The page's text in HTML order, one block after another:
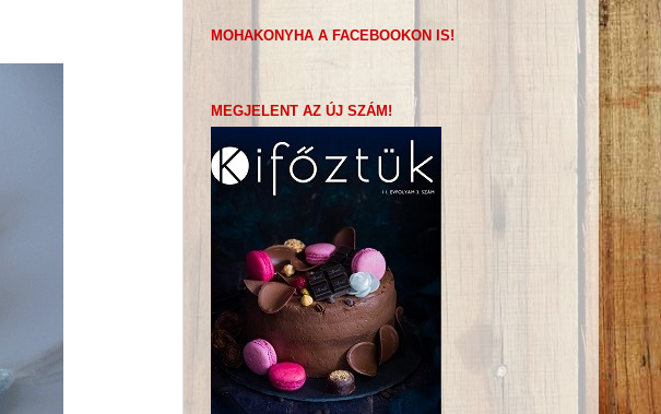
MOHAKONYHA A FACEBOOKON IS!
MEGJELENT AZ ÚJ SZÁM!